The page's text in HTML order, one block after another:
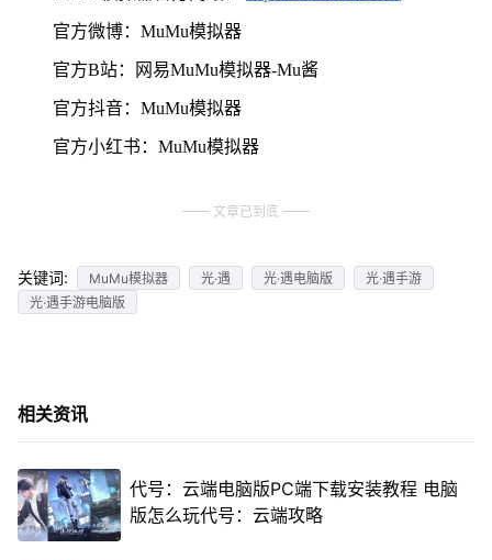
官方微博：MuMu模拟器
官方B站：网易MuMu模拟器-Mu酱
官方抖音：MuMu模拟器
官方小红书：MuMu模拟器
文章已到底
关键词: MuMu模拟器 光·遇 光·遇电脑版
光·遇手游
光·遇手游电脑版
相关资讯
代号：云端电脑版PC端下载安装教程 电脑
版怎么玩代号：云端攻略